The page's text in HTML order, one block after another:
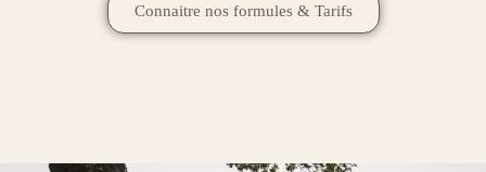
Connaitre nos formules & Tarifs